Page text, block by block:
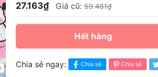
27.163₫ Giá cũ:59.481₫
Hết hàng
Chia sẻ ngay: Chia sẻ Chia sẻ